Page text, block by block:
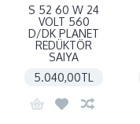
S 52 60 W 24
VOLT 560
D/DK PLANET
REDÜKTÖR
SAIYA
5.040,00TL